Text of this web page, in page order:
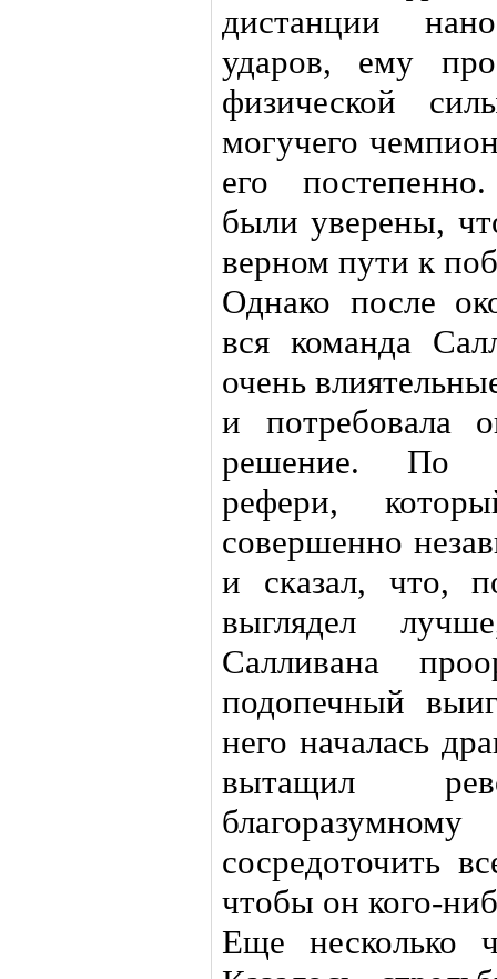
дистанции
ударов, ему
физической
могучего
его
были уверены,
верном пути к
Однако после
вся команда
очень
и потребовала
решение. По
рефери,
совершенно
и сказал, что,
выглядел
Салливана
подопечный
него началась
вытащил
сосредоточить
чтобы он кого-
Еще несколько